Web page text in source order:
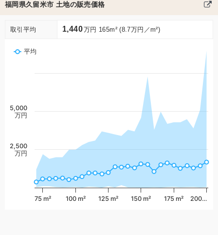
福岡県久留米市 土地の販売価格
取引平均 1,440万円 165m² (8.7万円／m²)
平均
75 m² 100 m² 125 m² 150 m² 175 m² 200…
2,500
万円
5,000
万円